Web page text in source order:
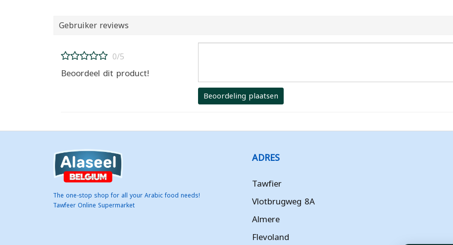
Gebruiker reviews
0/5
Beoordeel dit product!
Beoordeling plaatsen
The one-stop shop for all your Arabic food needs!
Tawfeer Online Supermarket
ADRES
Tawfier
Vlotbrugweg 8A
Almere
Flevoland